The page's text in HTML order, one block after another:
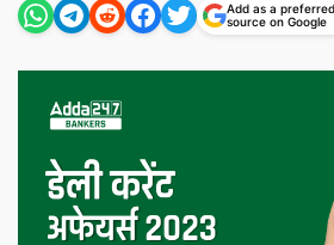
Add as a preferred
source on Google